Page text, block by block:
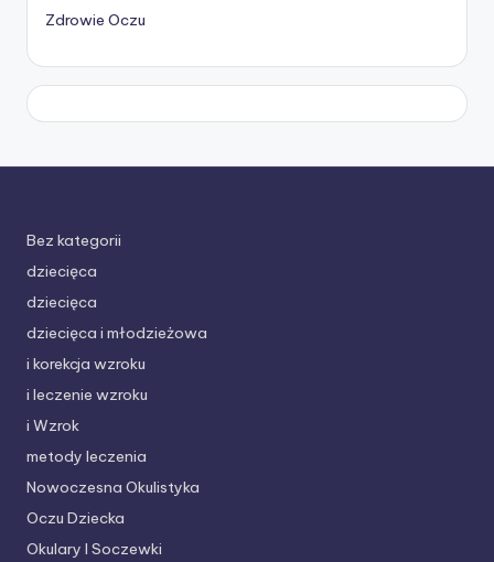
Zdrowie Oczu
Bez kategorii
dziecięca
dziecięca
dziecięca i młodzieżowa
i korekcja wzroku
i leczenie wzroku
i Wzrok
metody leczenia
Nowoczesna Okulistyka
Oczu Dziecka
Okulary I Soczewki